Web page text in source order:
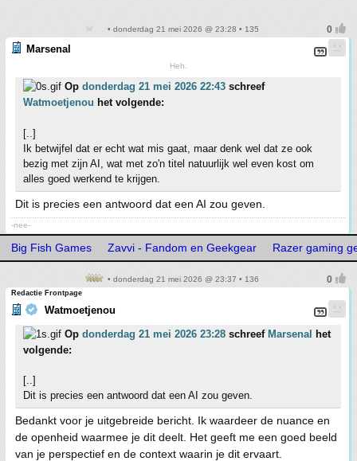
• donderdag 21 mei 2026 @ 23:28 • 135
Marsenal
Heh.
Op donderdag 21 mei 2026 22:43 schreef
Watmoetjenou het volgende:
[..]
Ik betwijfel dat er echt wat mis gaat, maar denk wel dat ze ook
bezig met zijn AI, wat met zo'n titel natuurlijk wel even kost om
alles goed werkend te krijgen.
Dit is precies een antwoord dat een AI zou geven.
-nee-
Big Fish Games Zavvi - Fandom en Geekgear Razer gaming
• donderdag 21 mei 2026 @ 23:37 • 136
Redactie Frontpage
Watmoetjenou
Op donderdag 21 mei 2026 23:28 schreef Marsenal
het
volgende:
[..]
Dit is precies een antwoord dat een AI zou geven.
Bedankt voor je uitgebreide bericht. Ik waardeer de nuance en
de openheid waarmee je dit deelt. Het geeft me een goed beeld
van je perspectief en de context waarin je dit ervaart.